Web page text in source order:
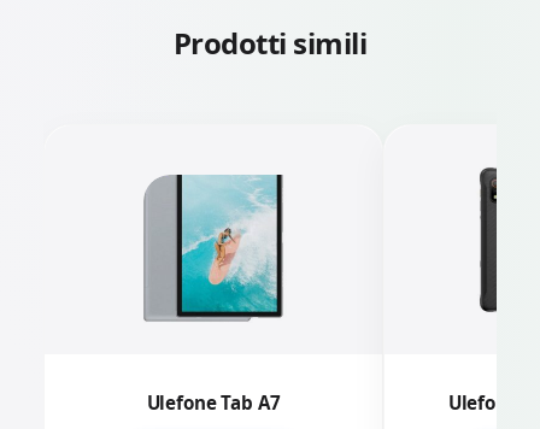
Prodotti simili
Ulefone Tab A7 Ulefone